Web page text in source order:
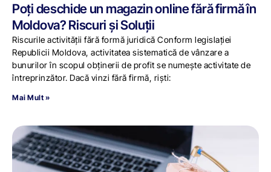
Poți deschide un magazin online fără firmă în
Moldova? Riscuri și Soluții
Riscurile activității fără formă juridică Conform legislației
Republicii Moldova, activitatea sistematică de vânzare a
bunurilor în scopul obținerii de profit se numește activitate de
întreprinzător. Dacă vinzi fără firmă, riști:
Mai Mult »